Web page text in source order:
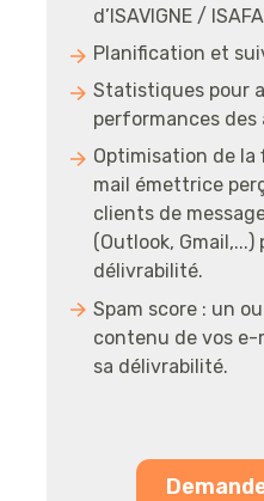
d’ISAVIGNE /
Planification et
Statistiques pour
performances des
Optimisation de la
mail émettrice
clients de
(Outlook,
délivrabilité.
Spam score : un
contenu de vos e-
sa délivrabilité.